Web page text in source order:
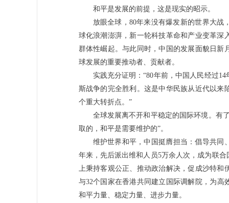
和平是发展的前提，这是现实的昭示。
放眼全球，80年来没有爆发新的世界大
球化浪潮澎湃，新一轮科技革命和产业变革
群体性崛起。与此同时，中国的发展面貌日
球发展的重要推动者、贡献者。
实践充分证明：“80年前，中国人民经过
斯战争的完全胜利。这是中华民族从近代以
个重大转折点。”
全球发展离不开和平稳定的国际环境。有
取的，和平是需要维护的”。
维护世界和平，中国挺膺担当：倡导共同
年来，先后派出维和人员5万余人次，成为联
上秉持客观公正、推动政治解决，促成沙特
与32个国家在香港共同建立国际调解院，为
和平力量、稳定力量、进步力量。